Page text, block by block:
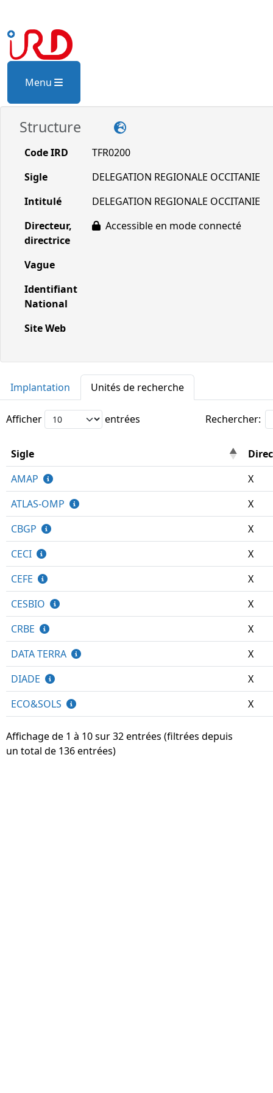
Menu
Structure
Code IRD
TFR0200
Sigle
DELEGATION REGIONALE OCCITANIE
Intitulé
DELEGATION REGIONALE OCCITANIE
Directeur,
directrice
Accessible en mode connecté
Vague
Identifiant
National
Site Web
Implantation Unités de recherche
Afficher entrées Rechercher:
Sigle
AMAP
X
ATLAS-OMP
X
CBGP
X
CECI
X
CEFE
X
CESBIO
X
CRBE
X
DATA TERRA
X
DIADE
X
ECO&SOLS
X
Affichage de 1 à 10 sur 32 entrées (filtrées depuis
un total de 136 entrées)